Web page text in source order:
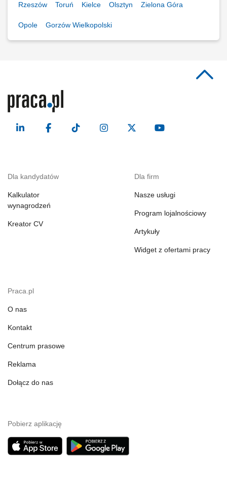
Rzeszów Toruń Kielce Olsztyn Zielona Góra
Opole Gorzów Wielkopolski
Dla kandydatów
Kalkulator
wynagrodzeń
Kreator CV
Dla firm
Nasze usługi
Program lojalnościowy
Artykuły
Widget z ofertami pracy
Praca.pl
O nas
Kontakt
Centrum prasowe
Reklama
Dołącz do nas
Pobierz aplikację